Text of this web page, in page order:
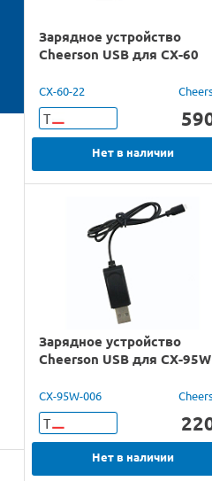
Зарядное устройство
Cheerson USB для CX-60
CX-60-22
Т
Нет в наличии
Зарядное устройство
Cheerson USB для CX-95W
CX-95W-006
Т
Нет в наличии